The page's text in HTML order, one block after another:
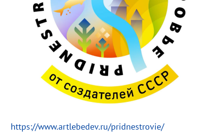
https://www.artlebedev.ru/pridnestrovie/